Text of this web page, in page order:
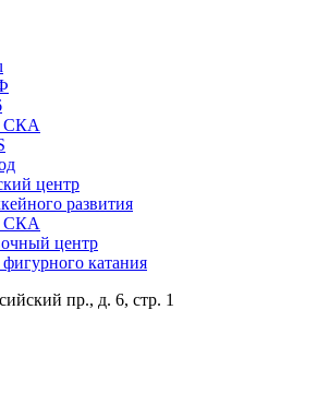
СКА
центр
развития
СКА
центр
катания
пр., д. 6, стр. 1